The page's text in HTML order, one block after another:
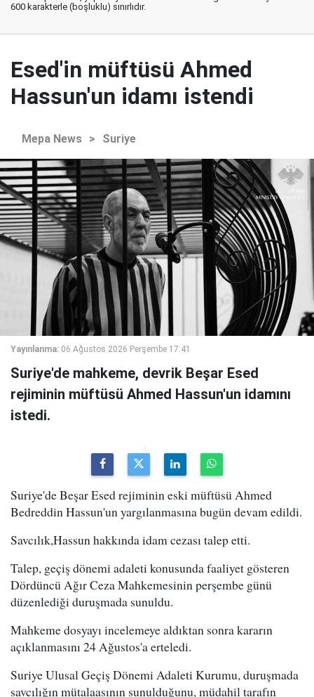
600 karakterle (boşluklu) sınırlıdır.
Esed'in müftüsü Ahmed
Hassun'un idamı istendi
Mepa News > Suriye
Yayınlanma: 06 Ağustos 2026 Perşembe 17:41
Suriye'de mahkeme, devrik Beşar Esed
rejiminin müftüsü Ahmed Hassun'un idamını
istedi.
Suriye'de Beşar Esed rejiminin eski müftüsü Ahmed
Bedreddin Hassun'un yargılanmasına bugün devam edildi.
Savcılık,Hassun hakkında idam cezası talep etti.
Talep, geçiş dönemi adaleti konusunda faaliyet gösteren
Dördüncü Ağır Ceza Mahkemesinin perşembe günü
düzenlediği duruşmada sunuldu.
Mahkeme dosyayı incelemeye aldıktan sonra kararın
açıklanmasını 24 Ağustos'a erteledi.
Suriye Ulusal Geçiş Dönemi Adaleti Kurumu, duruşmada
savcılığın mütalaasının sunulduğunu, müdahil tarafın